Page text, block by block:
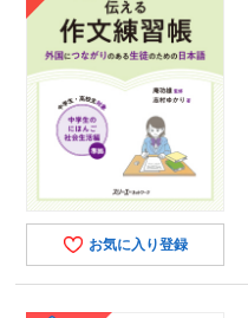
お気に入り登録